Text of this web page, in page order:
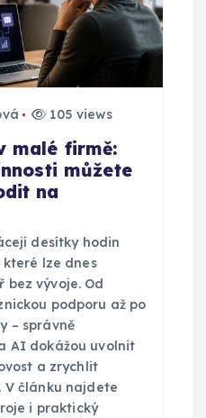
105 views
malé firmě:
můžete
na
desítky hodin
lze dnes
vývoje. Od
podporu až po
– správně
AI dokážou uvolnit
a zrychlit
V článku najdete
i praktický